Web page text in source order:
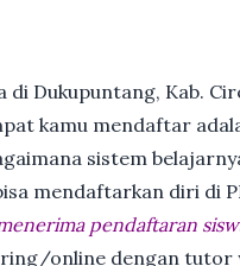
di Dukupuntang, Kab.
kamu mendaftar
sistem
mendaftarkan diri di
pendaftaran
online dengan tutor